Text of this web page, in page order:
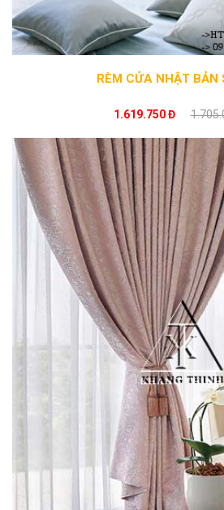
RÈM CỬA NHẬT BẢN
1.619.750 Đ